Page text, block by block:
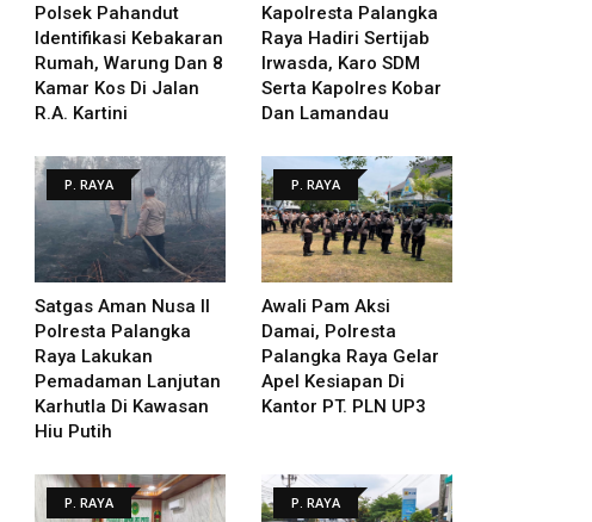
Polsek Pahandut
Identifikasi Kebakaran
Rumah, Warung Dan 8
Kamar Kos Di Jalan
R.A. Kartini
Kapolresta Palangka
Raya Hadiri Sertijab
Irwasda, Karo SDM
Serta Kapolres Kobar
Dan Lamandau
P. RAYA
Satgas Aman Nusa II
Polresta Palangka
Raya Lakukan
Pemadaman Lanjutan
Karhutla Di Kawasan
Hiu Putih
P. RAYA
Awali Pam Aksi
Damai, Polresta
Palangka Raya Gelar
Apel Kesiapan Di
Kantor PT. PLN UP3
P. RAYA P. RAYA